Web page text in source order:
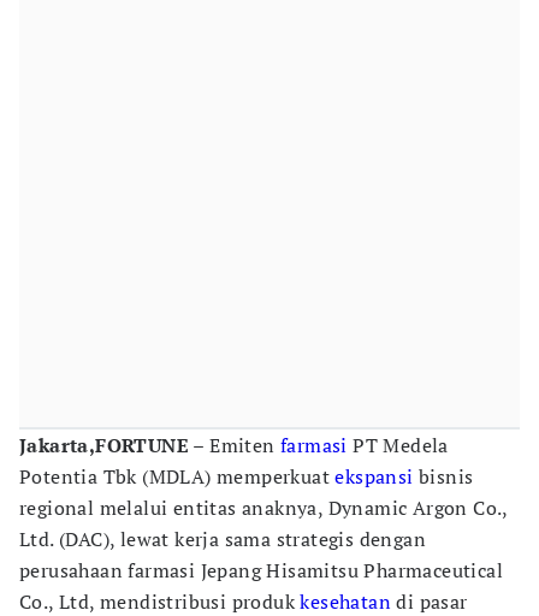
Jakarta,FORTUNE –Emitenfarmasi PT Medela
Potentia Tbk (MDLA) memperkuatekspansi bisnis
regional melalui entitas anaknya, Dynamic Argon Co.,
Ltd. (DAC), lewat kerja sama strategis dengan
perusahaan farmasi Jepang Hisamitsu Pharmaceutical
Co., Ltd, mendistribusi produkkesehatandi pasar